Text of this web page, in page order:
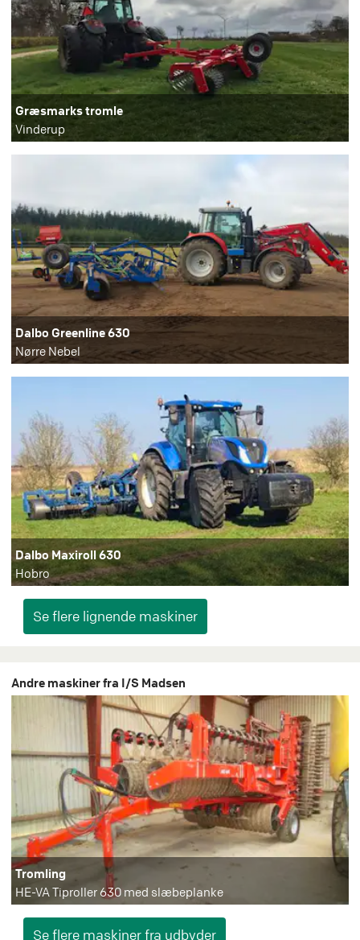
Græsmarks tromle
Vinderup
Dalbo Greenline 630
Nørre Nebel
Dalbo Maxiroll 630
Hobro
Andre maskiner fra I/S Madsen
Tromling
HE-VA Tiproller 630 med slæbeplanke